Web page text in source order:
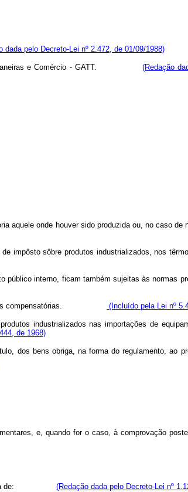
dada pelo Decreto-Lei nº 2.472, de 01/09/1988)
Aduaneiras e Comércio - GATT. (Redação
onde houver sido produzida ou, no caso de
impôsto sôbre produtos industrializados, nos
direito público interno, ficam também sujeitas às
compensatórias. (Incluído pela Lei nº
industrializados nas importações de
de 1968)
dos bens obriga, na forma do regulamento, ao
e, quando for o caso, à comprovação
de: (Redação dada pelo Decreto-Lei nº